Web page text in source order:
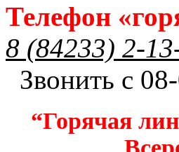
Телефон
8 (84233) 2-
Звонить с
“Горячая